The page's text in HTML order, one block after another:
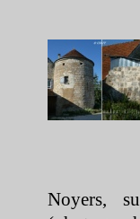
Noyers,